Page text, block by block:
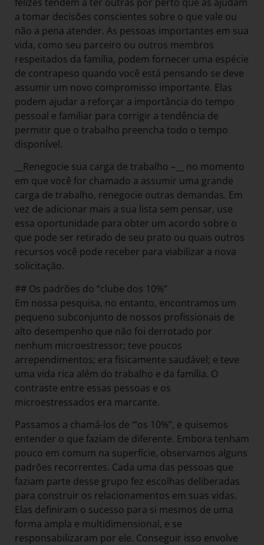
a tomar decisões conscientes sobre o que vale ou
não a pena atender. As pessoas importantes em sua
vida, como seu parceiro ou outros membros
respeitados da família, podem fornecer uma espécie
de contrapeso quando você está pensando se deve
assumir um novo compromisso importante. Elas
podem ajudar a reforçar a importância do tempo
pessoal e familiar para corrigir a tendência de
permitir que o trabalho preencha todo o tempo
disponível.
__Renegocie sua carga de trabalho –__ no momento
em que você for chamado a assumir uma grande
carga de trabalho, renegocie outras demandas. Em
vez de adicionar mais a sua lista sem pensar, use
essa oportunidade para obter um acordo sobre o
que pode ser retirado de seu prato ou quais outros
recursos você pode receber para viabilizar a nova
solicitação.
## Os padrões do “clube dos 10%”
Em nossa pesquisa, no entanto, encontramos um
pequeno subconjunto de nossos profissionais de
alto desempenho que não foi derrotado por
nenhum microestressor; teve poucos
arrependimentos; era fisicamente saudável; e teve
uma vida rica além do trabalho e da família. O
contraste entre essas pessoas e os
microestressados era marcante.
Passamos a chamá-los de ‘“os 10%”, e quisemos
entender o que faziam de diferente. Embora tenham
pouco em comum na superfície, observamos alguns
padrões recorrentes. Cada uma das pessoas que
faziam parte desse grupo fez escolhas deliberadas
para construir os relacionamentos em suas vidas.
Elas definiram o sucesso para si mesmos de uma
forma ampla e multidimensional, e se
responsabilizaram por ele. Conseguir isso envolve